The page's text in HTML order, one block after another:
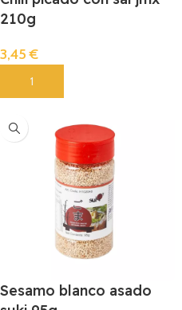
210g
3,45€
Añadir
Sesamo blanco asado